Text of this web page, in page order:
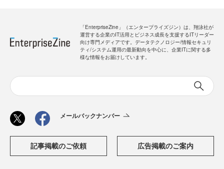
「EnterpriseZine」（エンタープライズジン）は、翔泳社が
運営する企業のIT活用とビジネス成長を支援するITリーダー
向け専門メディアです。データテクノロジー/情報セキュリ
ティ/システム運用の最新動向を中心に、企業ITに関する多
様な情報をお届けしています。
メールバックナンバー
記事掲載のご依頼 広告掲載のご案内